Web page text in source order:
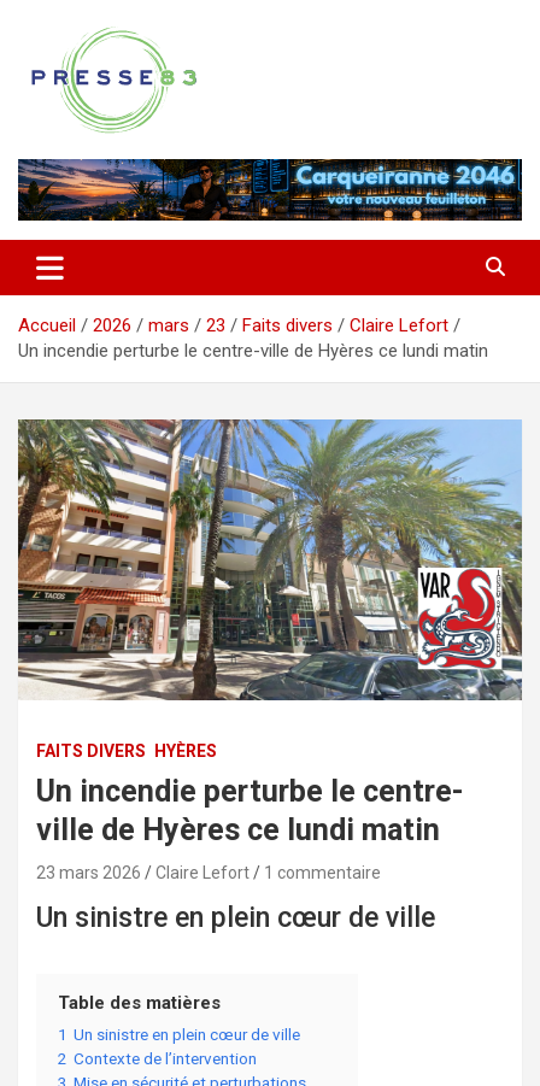
contenu
Presse 83
Accueil 2026 mars 23 Faits divers
Claire Lefort
Un incendie perturbe le centre-ville de Hyères ce lundi matin
FAITS DIVERS HYÈRES
Un incendie perturbe le centre-
ville de Hyères ce lundi matin
23 mars 2026 Claire Lefort 1 commentaire
Un sinistre en plein cœur de ville
Table des matières
1 Un sinistre en plein cœur de ville
2 Contexte de l’intervention
3 Mise en sécurité et perturbations